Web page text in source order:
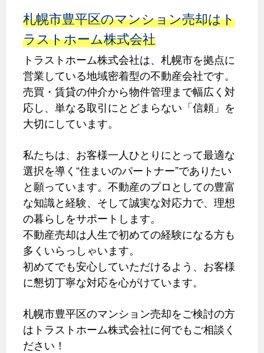
札幌市豊平区のマンション売却はト
ラストホーム株式会社
トラストホーム株式会社は、札幌市を拠点に
営業している地域密着型の不動産会社です。
売買・賃貸の仲介から物件管理まで幅広く対
応し、単なる取引にとどまらない「信頼」を
大切にしています。
私たちは、お客様一人ひとりにとって最適な
選択を導く“住まいのパートナー”でありたい
と願っています。不動産のプロとしての豊富
な知識と経験、そして誠実な対応力で、理想
の暮らしをサポートします。
不動産売却は人生で初めての経験になる方も
多くいらっしゃいます。
初めてでも安心していただけるよう、お客様
に懇切丁寧な対応を心がけています。
札幌市豊平区のマンション売却をご検討の方
はトラストホーム株式会社に何でもご相談く
ださい！